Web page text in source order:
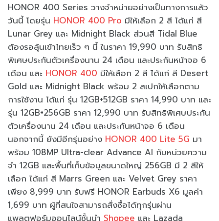
HONOR 400 Series วางจำหน่ายอย่างเป็นทางการแล้ว
วันนี้ โดยรุ่น HONOR 400 Pro มีให้เลือก 2 สี ได้แก่ สี
Lunar Grey และ Midnight Black ส่วนสี Tidal Blue
ต้องรอลุ้นเข้าไทยเร็ว ๆ นี้ ในราคา 19,990 บาท รับสิทธิ
พิเศษประกันตัวเครื่องนาน 24 เดือน และประกันหน้าจอ 6
เดือน และ HONOR 400 มีให้เลือก 2 สี ได้แก่ สี Desert
Gold และ Midnight Black พร้อม 2 สเปกให้เลือกตาม
การใช้งาน ได้แก่ รุ่น 12GB+512GB ราคา 14,990 บาท และ
รุ่น 12GB+256GB ราคา 12,990 บาท รับสิทธิพิเศษประกัน
ตัวเครื่องนาน 24 เดือน และประกันหน้าจอ 6 เดือน
นอกจากนี้ ยังมีอีกรุ่นอย่าง HONOR 400 Lite 5G มา
พร้อม 108MP Ultra-clear Advance AI กับหน่วยความ
จำ 12GB และพื้นที่เก็บข้อมูลขนาดใหญ่ 256GB มี 2 สีให้
เลือก ได้แก่ สี Marrs Green และ Velvet Grey ราคา
เพียง 8,999 บาท รับฟรี HONOR Earbuds X6 มูลค่า
1,699 บาท ผู้ที่สนใจสามารถสั่งซื้อได้ทุกรุ่นผ่าน
แพลตฟอร์มออนไลน์ชั้นนำ Shopee และ Lazada